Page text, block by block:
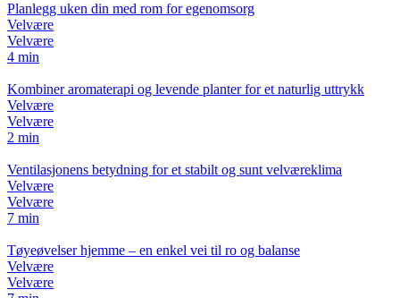
Planlegg uken din med rom for egenomsorg
Velvære
Velvære
4 min
Kombiner aromaterapi og levende planter for et naturlig uttrykk
Velvære
Velvære
2 min
Ventilasjonens betydning for et stabilt og sunt velværeklima
Velvære
Velvære
7 min
Tøyeøvelser hjemme – en enkel vei til ro og balanse
Velvære
Velvære